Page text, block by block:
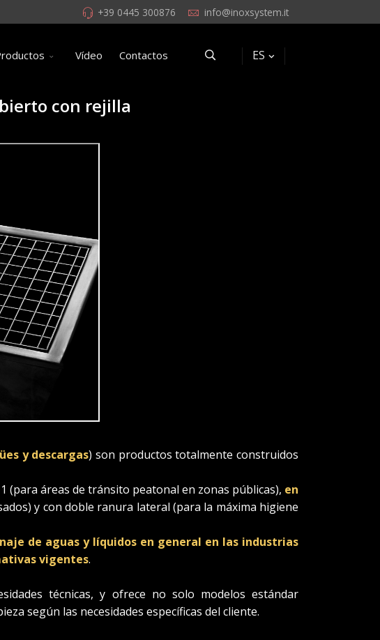
+39 0445 300876 info@inoxsystem.it
Vídeo Contactos ES
con rejilla
y descargas) son productos totalmente construidos
(para áreas de tránsito peatonal en zonas públicas), en
y con doble ranura lateral (para la máxima higiene
de aguas y líquidos en general en las industrias
vigentes.
técnicas, y ofrece no solo modelos estándar
según las necesidades específicas del cliente.